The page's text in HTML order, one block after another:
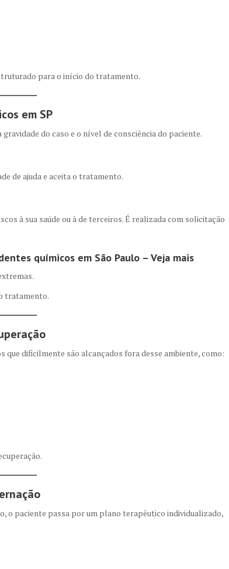
para o início do tratamento.
em SP
do caso e o nível de consciência do paciente.
de ajuda e aceita o tratamento.
à sua saúde ou à de terceiros. É realizada com solicitação
químicos em São Paulo – Veja mais
tratamento.
dificilmente são alcançados fora desse ambiente, como:
o paciente passa por um plano terapêutico individualizado,